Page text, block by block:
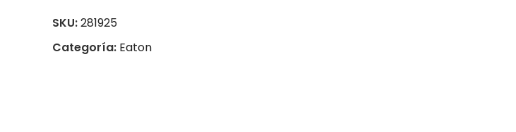
SKU:281925
Categoría: Eaton